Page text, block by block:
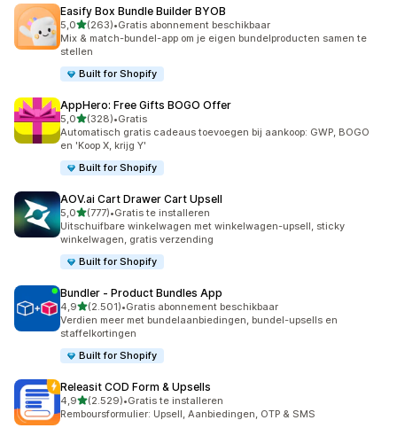
Easify Box Bundle Builder BYOB
5,0van 5 sterren
(263)
263 recensies in totaal
•Gratis abonnement beschikbaar
Mix & match-bundel-app om je eigen bundelproducten samen te
stellen
Built for Shopify
AppHero: Free Gifts BOGO Offer
5,0van 5 sterren
(328)
328 recensies in totaal
•Gratis
Automatisch gratis cadeaus toevoegen bij aankoop: GWP, BOGO
en 'Koop X, krijg Y'
Built for Shopify
AOV.ai Cart Drawer Cart Upsell
5,0van 5 sterren
(777)
777 recensies in totaal
•Gratis te installeren
Uitschuifbare winkelwagen met winkelwagen-upsell, sticky
winkelwagen, gratis verzending
Built for Shopify
Bundler ‑ Product Bundles App
4,9van 5 sterren
(2.501)
2501 recensies in totaal
•Gratis abonnement beschikbaar
Verdien meer met bundelaanbiedingen, bundel-upsells en
staffelkortingen
Built for Shopify
Releasit COD Form & Upsells
4,9van 5 sterren
(2.529)
2529 recensies in totaal
•Gratis te installeren
Remboursformulier: Upsell, Aanbiedingen, OTP & SMS